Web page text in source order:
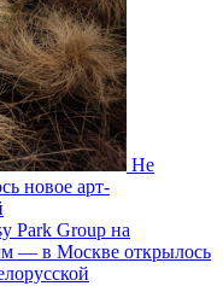
Не
новое арт-
Park Group на
— в Москве открылось